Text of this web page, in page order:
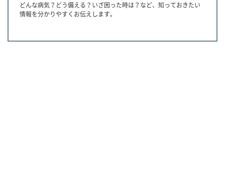
どんな病気？どう備える？いざ困った時は？など、知っておきたい
情報を分かりやすくお伝えします。